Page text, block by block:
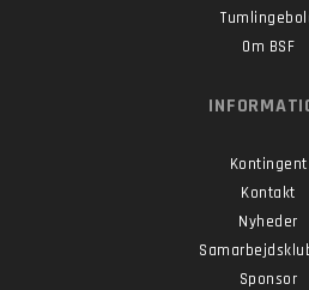
Om BSF
Kontingent
Kontakt
Nyheder
Sponsor